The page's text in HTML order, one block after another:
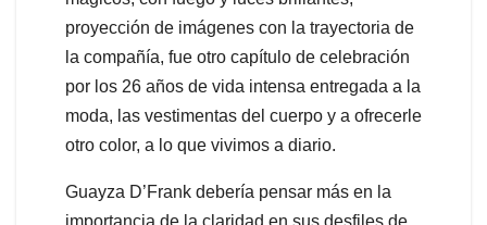
proyección de imágenes con la trayectoria de
la compañía, fue otro capítulo de celebración
por los 26 años de vida intensa entregada a la
moda, las vestimentas del cuerpo y a ofrecerle
otro color, a lo que vivimos a diario.
Guayza D’Frank debería pensar más en la
importancia de la claridad en sus desfiles de